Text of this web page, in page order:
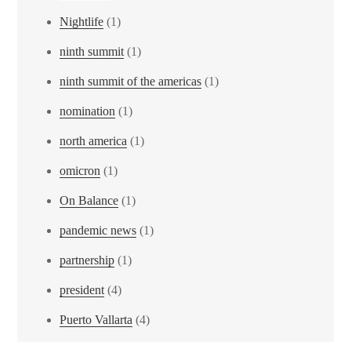
Nightlife (1)
ninth summit(1)
ninth summit of the americas (1)
nomination (1)
north america (1)
omicron (1)
On Balance (1)
pandemic news (1)
partnership (1)
president(4)
Puerto Vallarta (4)